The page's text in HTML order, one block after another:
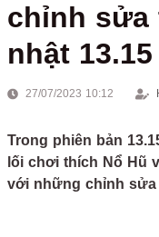
chỉnh sửa
nhật 13.15
27/07/2023 10:12
Trong phiên bản
lối chơi thích Nổ Hũ
với những chỉnh sửa